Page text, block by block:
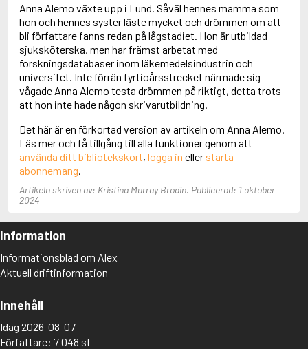
Adolfsson, Evert
Adolfsson, Gunnar
Adolfsson, Josefine
Adolfsson, Maria
Adolphsen, Peter
Anna Alemo växte upp i Lund. Såväl hennes mamma som
hon och hennes syster läste mycket och drömmen om att
bli författare fanns redan på lågstadiet. Hon är utbildad
sjuksköterska, men har främst arbetat med
forskningsdatabaser inom läkemedelsindustrin och
universitet. Inte förrän fyrtioårsstrecket närmade sig
vågade Anna Alemo testa drömmen på riktigt, detta trots
att hon inte hade någon skrivarutbildning.
Det här är en förkortad version av artikeln om Anna Alemo.
Läs mer och få tillgång till alla funktioner genom att
använda ditt bibliotekskort, logga in eller starta
abonnemang
Artikeln skriven av: Kristina Murray Brodin. Publicerad: 1 oktober
2024
Information
Informationsblad om Alex
Aktuell driftinformation
Innehåll
Idag 2026-08-07
Författare: 7 048 st